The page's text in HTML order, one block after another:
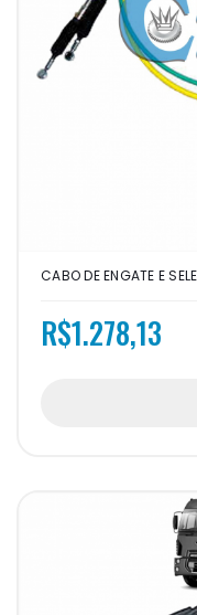
CABO DE ENGATE E
R$1.278,13